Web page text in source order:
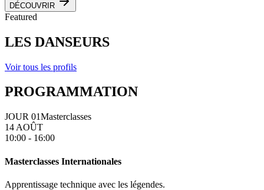
DÉCOUVRIR
Featured
LES DANSEURS
Voir tous les profils
PROGRAMMATION
JOUR 01Masterclasses
14 AOÛT
10:00 - 16:00
Masterclasses Internationales
Apprentissage technique avec les légendes.